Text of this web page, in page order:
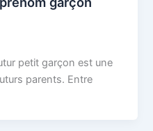
petit garçon est une
parents. Entre